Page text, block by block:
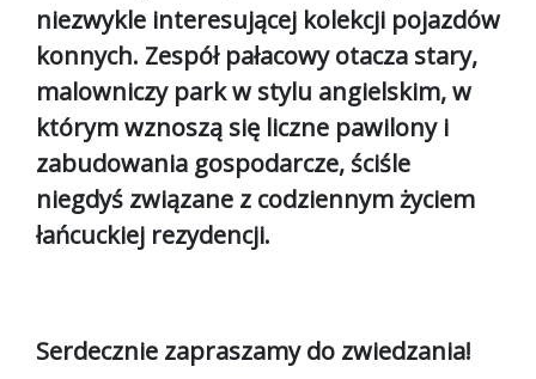
niezwykle interesującej kolekcji pojazdów
konnych. Zespół pałacowy otacza stary,
malowniczy park w stylu angielskim, w
którym wznoszą się liczne pawilony i
zabudowania gospodarcze, ściśle
niegdyś związane z codziennym życiem
łańcuckiej rezydencji.
Serdecznie zapraszamy do zwiedzania!